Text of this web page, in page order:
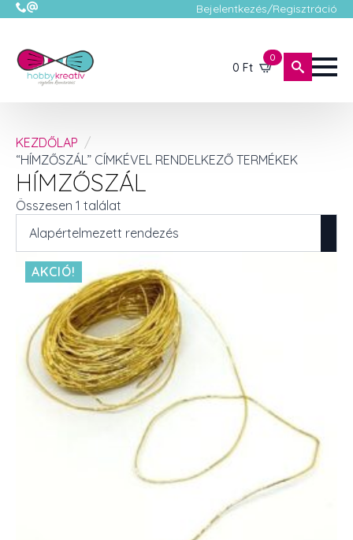
Bejelentkezés/Regisztráció
0 Ft
0
KEZDŐLAP
“HÍMZŐSZÁL” CÍMKÉVEL RENDELKEZŐ TERMÉKEK
HÍMZŐSZÁL
Összesen 1 találat
AKCIÓ!